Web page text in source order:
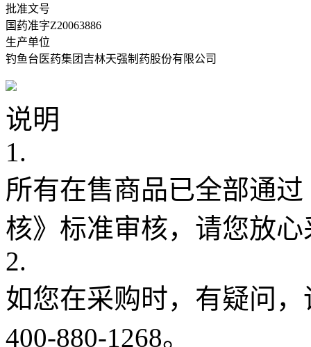
批准文号
国药准字Z20063886
生产单位
钓鱼台医药集团吉林天强制药股份有限公司
说明
1.
所有在售商品已全部通
核》标准审核，请您放心
2.
如您在采购时，有疑问
400-880-1268。